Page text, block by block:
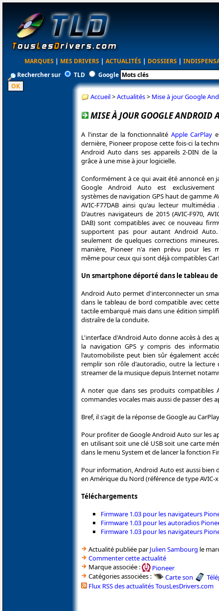
MARQUES | MES DRIVERS | ACTUALITÉS | DOSSIERS |
Rechercher sur
TLD Google
Accueil>Actualités> Mise à jour Google
MISE À JOUR GOOGLE ANDROID
A l'instar de la fonctionnalité Apple CarPlay
dernière, Pioneer propose cette fois-ci la
Android Auto dans ses appareils 2-DIN de la
grâce à une mise à jour logicielle.
Conformément à ce qui avait été annoncé en
Google Android Auto est exclusivement
systèmes de navigation GPS haut de gamme
AVIC-F77DAB ainsi qu'au lecteur multimédia
D'autres navigateurs de 2015 (AVIC-F970,
DAB) sont compatibles avec ce nouveau
supportent pas pour autant Android
seulement de quelques corrections
manière, Pioneer n'a rien prévu pour les
même pour ceux qui sont déjà compatibles
Un smartphone déporté dans le tableau
Android Auto permet d'interconnecter un
dans le tableau de bord compatible avec
tactile embarqué mais dans une édition
distraîre de la conduite.
L'interface d'Android Auto donne accès à
la navigation GPS y compris des
l'automobiliste peut bien sûr également
remplir son rôle d'autoradio, outre la
streamer de la musique depuis Internet
A noter que dans ses produits
commandes vocales mais aussi de passer des
Bref, il s'agit de la réponse de Google au
Pour profiter de Google Android Auto sur les
en utilisant soit une clé USB soit une carte
dans le menu System et de lancer la fonction
Pour information, Android Auto est aussi bien
en Amérique du Nord (référence de type AVIC-
Téléchargements
Firmware 1.03 pour les navigateurs
Firmware 1.03 pour les autoradios
Firmware 1.03 pour les navigateurs
Actualité publiée parJulien Sambourg le
Commenter cette actualité
Marque associée :
Pioneer
Catégories associées :
Carte son
Flux RSS des actualités TousLesDrivers.com